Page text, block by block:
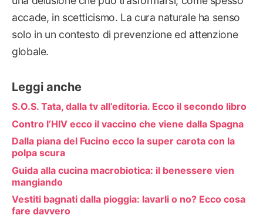
accade, in scetticismo. La cura naturale ha senso
solo in un contesto di prevenzione ed attenzione
globale.
Leggi anche
S.O.S. Tata, dalla tv all’editoria. Ecco il secondo libro
Contro l’HIV ecco il vaccino che viene dalla Spagna
Dalla piana del Fucino ecco la super carota con la
polpa scura
Guida alla cucina macrobiotica: il benessere vien
mangiando
Vestiti bagnati dalla pioggia: lavarli o no? Ecco cosa
fare davvero